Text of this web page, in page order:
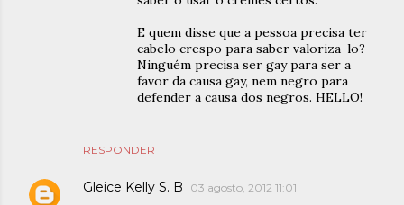
RESPONDER
E quem disse que a pessoa precisa ter
cabelo crespo para saber valoriza-lo?
Ninguém precisa ser gay para ser a
favor da causa gay, nem negro para
defender a causa dos negros. HELLO!
Gleice Kelly S. B 03 agosto, 2012 11:01